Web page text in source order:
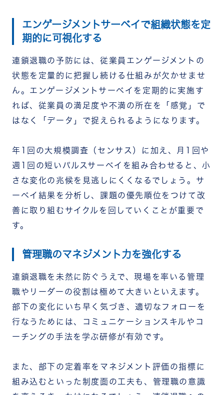
エンゲージメントサーベイで組織状態を定
期的に可視化する
連鎖退職の予防には、従業員エンゲージメントの
状態を定量的に把握し続ける仕組みが欠かせませ
ん。エンゲージメントサーベイを定期的に実施す
れば、従業員の満足度や不満の所在を「感覚」で
はなく「データ」で捉えられるようになります。
年1回の大規模調査（センサス）に加え、月1回や
週1回の短いパルスサーベイを組み合わせると、小
さな変化の兆候を見逃しにくくなるでしょう。サ
ーベイ結果を分析し、課題の優先順位をつけて改
善に取り組むサイクルを回していくことが重要で
す。
管理職のマネジメント力を強化する
連鎖退職を未然に防ぐうえで、現場を率いる管理
職やリーダーの役割は極めて大きいといえます。
部下の変化にいち早く気づき、適切なフォローを
行なうためには、コミュニケーションスキルやコ
ーチングの手法を学ぶ研修が有効です。
また、部下の定着率をマネジメント評価の指標に
組み込むといった制度面の工夫も、管理職の意識